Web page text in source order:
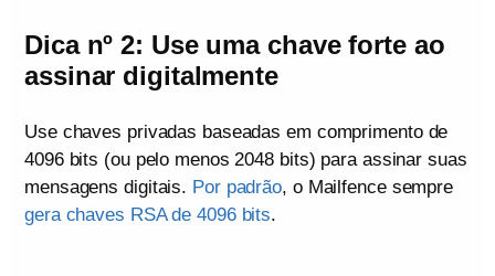
Dica nº 2: Use uma chave forte ao
assinar digitalmente
Use chaves privadas baseadas em comprimento de
4096 bits (ou pelo menos 2048 bits) para assinar suas
mensagens digitais. Por padrão, o Mailfence sempre
gera chaves RSA de 4096 bits.